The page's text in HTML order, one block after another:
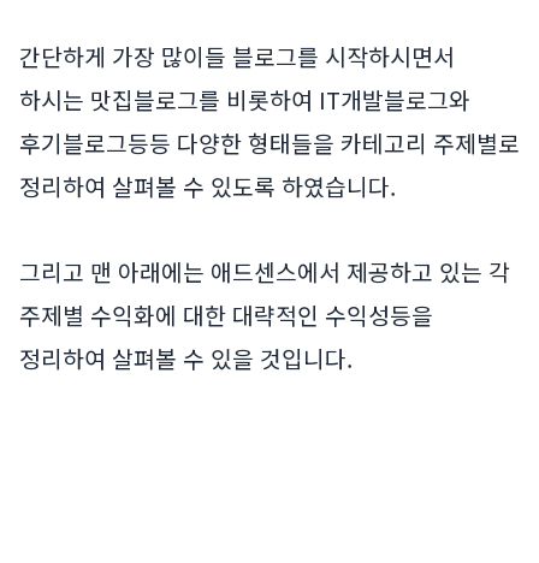
간단하게 가장 많이들 블로그를 시작하시면서
하시는 맛집블로그를 비롯하여 IT개발블로그와
후기블로그등등 다양한 형태들을 카테고리 주제별로
정리하여 살펴볼 수 있도록 하였습니다.
그리고 맨 아래에는 애드센스에서 제공하고 있는 각
주제별 수익화에 대한 대략적인 수익성등을
정리하여 살펴볼 수 있을 것입니다.